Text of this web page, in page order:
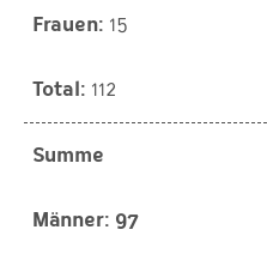
15
112
Summe
97